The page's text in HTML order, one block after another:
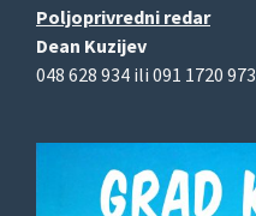
Poljoprivredni redar
Dean Kuzijev
048 628 934 ili 091 1720 973